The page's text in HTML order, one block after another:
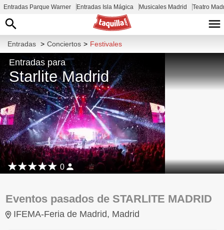
Entradas Parque Warner Entradas Isla Mágica Musicales Madrid Teatro
Entradas > Conciertos > Festivales
Entradas para
Starlite Madrid
0
Eventos pasados de STARLITE MADRID
IFEMA-Feria de Madrid, Madrid